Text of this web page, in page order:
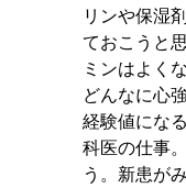
リンや保湿
ておこうと
ミンはよく
どんなに心
経験値にな
科医の仕事
う。新患が